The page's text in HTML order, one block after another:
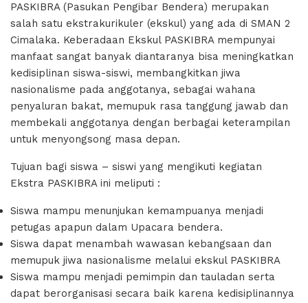
PASKIBRA (Pasukan Pengibar Bendera) merupakan
salah satu ekstrakurikuler (ekskul) yang ada di SMAN 2
Cimalaka. Keberadaan Ekskul PASKIBRA mempunyai
manfaat sangat banyak diantaranya bisa meningkatkan
kedisiplinan siswa-siswi, membangkitkan jiwa
nasionalisme pada anggotanya, sebagai wahana
penyaluran bakat, memupuk rasa tanggung jawab dan
membekali anggotanya dengan berbagai keterampilan
untuk menyongsong masa depan.
Tujuan bagi siswa – siswi yang mengikuti kegiatan
Ekstra PASKIBRA ini meliputi :
Siswa mampu menunjukan kemampuanya menjadi
petugas apapun dalam Upacara bendera.
Siswa dapat menambah wawasan kebangsaan dan
memupuk jiwa nasionalisme melalui ekskul PASKIBRA
Siswa mampu menjadi pemimpin dan tauladan serta
dapat berorganisasi secara baik karena kedisiplinannya